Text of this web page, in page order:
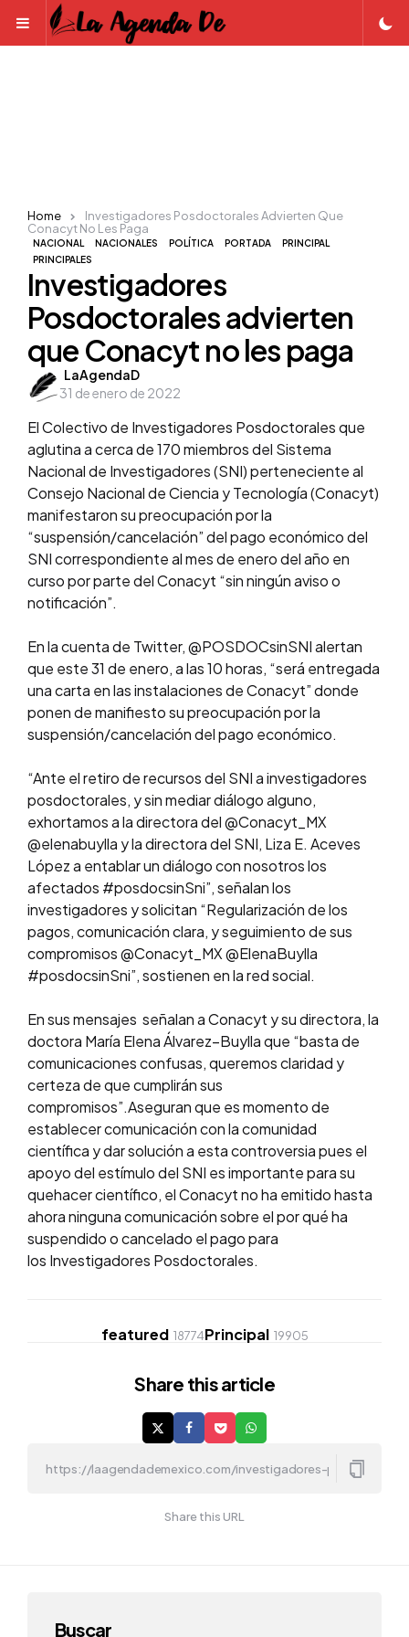
Menu
NACIONAL NACIONALES POLÍTICA PORTADA
PRINCIPAL
PRINCIPALES
Investigadores
Posdoctorales advierten
que Conacyt no les paga
Posted
by
LaAgendaD
31 de enero de 2022
Home
Investigadores Posdoctorales Advierten Que
Conacyt No Les Paga
El Colectivo de Investigadores Posdoctorales que
aglutina a cerca de 170 miembros del Sistema
Nacional de Investigadores (SNI) perteneciente al
Consejo Nacional de Ciencia y Tecnología (Conacyt)
manifestaron su preocupación por la
“suspensión/cancelación” del pago económico del
SNI correspondiente al mes de enero del año en
curso por parte del Conacyt “sin ningún aviso o
notificación”.
En la cuenta de Twitter, @POSDOCsinSNI alertan
que este 31 de enero, a las 10 horas, “será entregada
una carta en las instalaciones de Conacyt” donde
ponen de manifiesto su preocupación por la
suspensión/cancelación del pago económico.
“Ante el retiro de recursos del SNI a investigadores
posdoctorales, y sin mediar diálogo alguno,
exhortamos a la directora del @Conacyt_MX
@elenabuylla y la directora del SNI, Liza E. Aceves
López a entablar un diálogo con nosotros los
afectados #posdocsinSni”, señalan los
investigadores y solicitan “Regularización de los
pagos, comunicación clara, y seguimiento de sus
compromisos @Conacyt_MX @ElenaBuylla
#posdocsinSni”, sostienen en la red social.
En sus mensajes señalan a Conacyt y su directora, la
doctora María Elena Álvarez–Buylla que “basta de
comunicaciones confusas, queremos claridad y
certeza de que cumplirán sus
compromisos”.Aseguran que es momento de
establecer comunicación con la comunidad
científica y dar solución a esta controversia pues el
apoyo del estímulo del SNI es importante para su
quehacer científico, el Conacyt no ha emitido hasta
ahora ninguna comunicación sobre el por qué ha
suspendido o cancelado el pago para
los Investigadores Posdoctorales.
featured 18774Principal 19905
Share this article
Share this URL
Buscar